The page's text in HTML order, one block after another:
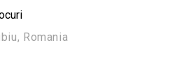
Romania